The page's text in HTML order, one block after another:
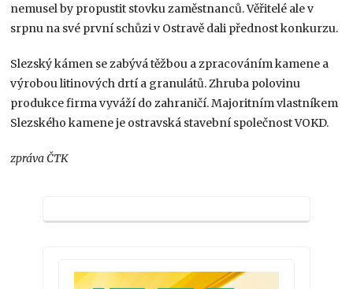
nemusel by propustit stovku zaměstnanců. Věřitelé ale v
srpnu na své první schůzi v Ostravě dali přednost konkurzu.
Slezský kámen se zabývá těžbou a zpracováním kamene a
výrobou litinových drtí a granulátů. Zhruba polovinu
produkce firma vyváží do zahraničí. Majoritním vlastníkem
Slezského kamene je ostravská stavební společnost VOKD.
zpráva ČTK